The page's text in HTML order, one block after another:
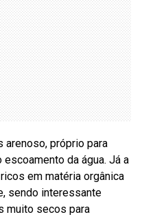
arenoso, próprio para
da água. Já a
em matéria orgânica
sendo interessante
muito secos para